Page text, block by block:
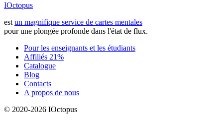
IOctopus
est un magnifique service de cartes mentales
pour une plongée profonde dans l'état de flux.
Pour les enseignants et les étudiants
Affiliés 21%
Catalogue
Blog
Contacts
A propos de nous
© 2020-2026 IOctopus